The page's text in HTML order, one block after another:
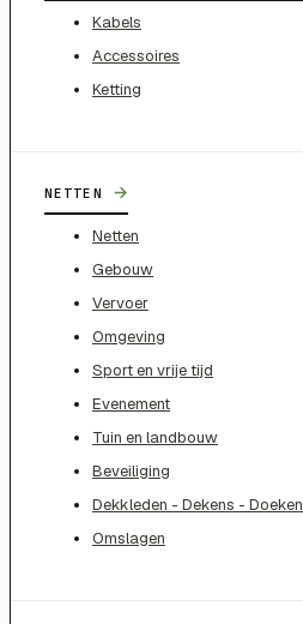
Kabels
Accessoires
Ketting
NETTEN →
Netten
Gebouw
Vervoer
Omgeving
Sport en vrije tijd
Evenement
Tuin en landbouw
Beveiliging
Dekkleden - Dekens - Doeken
Omslagen